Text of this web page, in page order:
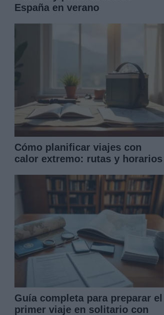
España en verano
Cómo planificar viajes con
calor extremo: rutas y horarios
Guía completa para preparar el
primer viaje en solitario con